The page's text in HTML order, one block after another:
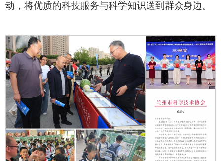
动，将优质的科技服务与科学知识送到群众身边。